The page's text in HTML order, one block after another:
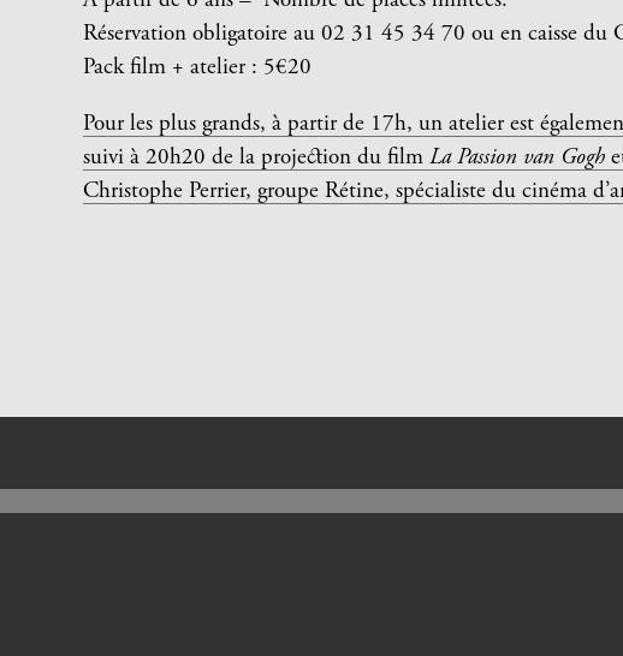
Réservation obligatoire au 02 31 45 34 70 ou en caisse du
Pack film + atelier : 5€20
Pour les plus grands, à partir de 17h, un atelier est
suivi à 20h20 de la projection du filmLa Passion van Gogh
Christophe Perrier, groupe Rétine, spécialiste du cinéma